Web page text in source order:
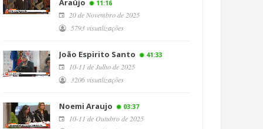
Araújo
11:16
20 de Novembro de 2025
5793 visualizações
João Espirito Santo 41:33
10-11 de Julho de 2025
3206 visualizações
Noemi Araujo 03:37
10-11 de Outubro de 2025